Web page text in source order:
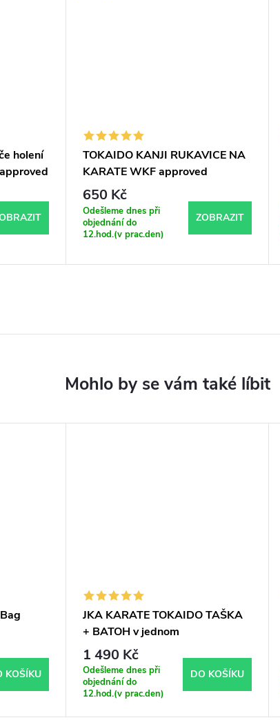
holení
TOKAIDO KANJI RUKAVICE NA
KARATE WKF approved
650 Kč
Odešleme dnes při
objednání do
12.hod.(v prac.den)
ZOBRAZIT
KOŠÍKU
JKA KARATE TOKAIDO TAŠKA
+ BATOH v jednom
1 490 Kč
Odešleme dnes při
objednání do
12.hod.(v prac.den)
DO KOŠÍKU